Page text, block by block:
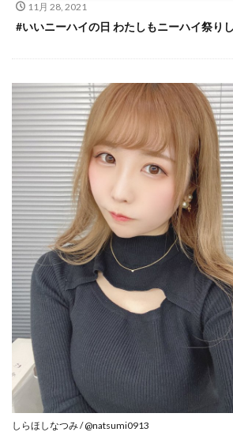
11月 28, 2021
#いいニーハイの日 わたしもニーハイ祭り
しらほしなつみ / @natsumi0913